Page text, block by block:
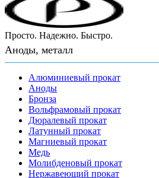
Просто. Надежно. Быстро.
Аноды, металл
Алюминиевый прокат
Аноды
Бронза
Вольфрамовый прокат
Дюралевый прокат
Латунный прокат
Магниевый прокат
Медь
Молибденовый прокат
Нержавеющий прокат